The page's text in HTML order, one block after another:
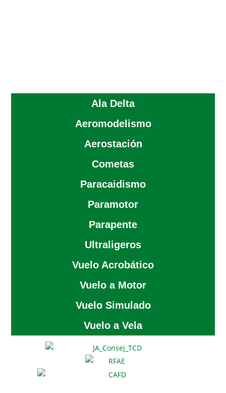
Ala Delta
Aeromodelismo
Aerostación
Cometas
Paracaidismo
Paramotor
Parapente
Ultraligeros
Vuelo Acrobático
Vuelo a Motor
Vuelo Simulado
Vuelo a Vela